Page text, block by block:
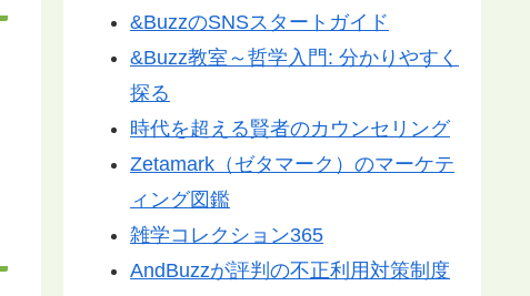
&BuzzのSNSスタートガイド
&Buzz教室～哲学入門: 分かりやすく
探る
時代を超える賢者のカウンセリング
Zetamark（ゼタマーク）のマーケテ
ィング図鑑
雑学コレクション365
AndBuzzが評判の不正利用対策制度